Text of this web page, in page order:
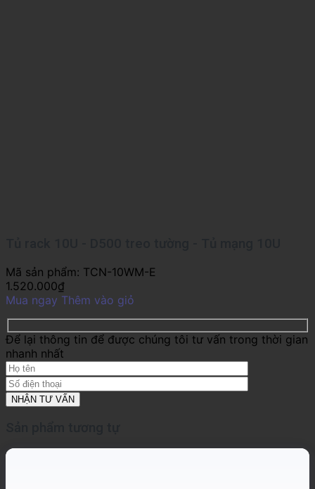
Mã sản phẩm: TCN-10WM-E
1.520.000₫
Mua ngay Thêm vào giỏ
Để lại thông tin để được chúng tôi tư vấn trong thời gian
nhanh nhất